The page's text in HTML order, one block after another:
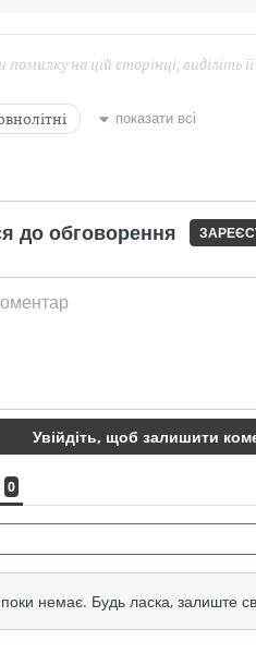
на цій сторінці, виділіть
показати всі